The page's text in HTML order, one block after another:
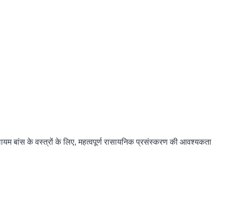
बांस के वस्त्रों के लिए, महत्वपूर्ण रासायनिक प्रसंस्करण की आवश्यकता